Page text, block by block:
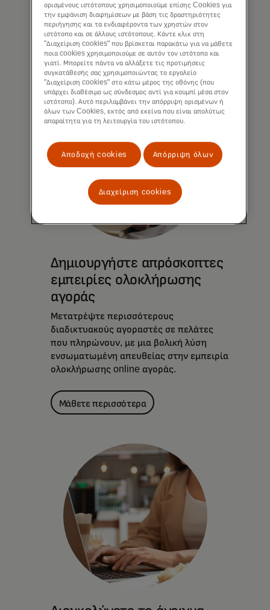
πλατφόρμα σε όλα τα χρηματοπιστωτικά
οικοσυστήματα.
Μάθετε περισσότερα
Δημιουργήστε απρόσκοπτες
εμπειρίες ολοκλήρωσης
αγοράς
Μετατρέψτε περισσότερους
διαδικτυακούς αγοραστές σε πελάτες
που πληρώνουν, με μια βολική λύση
ενσωματωμένη απευθείας στην εμπειρία
ολοκλήρωσης online αγοράς.
Μάθετε περισσότερα
ορισμένους ιστότοπους χρησιμοποιούμε επίσης Cookies για
την εμφάνιση διαφημίσεων με βάση τις δραστηριότητες
περιήγησης και τα ενδιαφέροντα των χρηστών στον
ιστότοπο και σε άλλους ιστότοπους. Κάντε κλικ στη
"Διαχείριση cookies" που βρίσκεται παρακάτω για να μάθετε
ποια cookies χρησιμοποιούμε σε αυτόν τον ιστότοπο και
γιατί. Μπορείτε πάντα να αλλάξετε τις προτιμήσεις
συγκατάθεσής σας χρησιμοποιώντας το εργαλείο
"Διαχείριση cookies" στο κάτω μέρος της οθόνης (που
υπάρχει διαθέσιμο ως σύνδεσμος αντί για κουμπί μέσα στον
ιστότοπο). Αυτό περιλαμβάνει την απόρριψη ορισμένων ή
όλων των Cookies, εκτός από εκείνα που είναι απολύτως
απαραίτητα για τη λειτουργία του ιστότοπου.
Αποδοχή cookies Απόρριψη όλων
Διαχείριση cookies